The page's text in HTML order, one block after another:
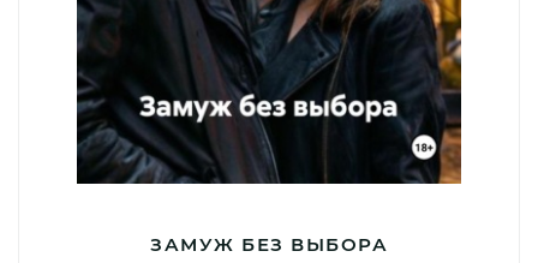
ЗАМУЖ БЕЗ ВЫБОРА